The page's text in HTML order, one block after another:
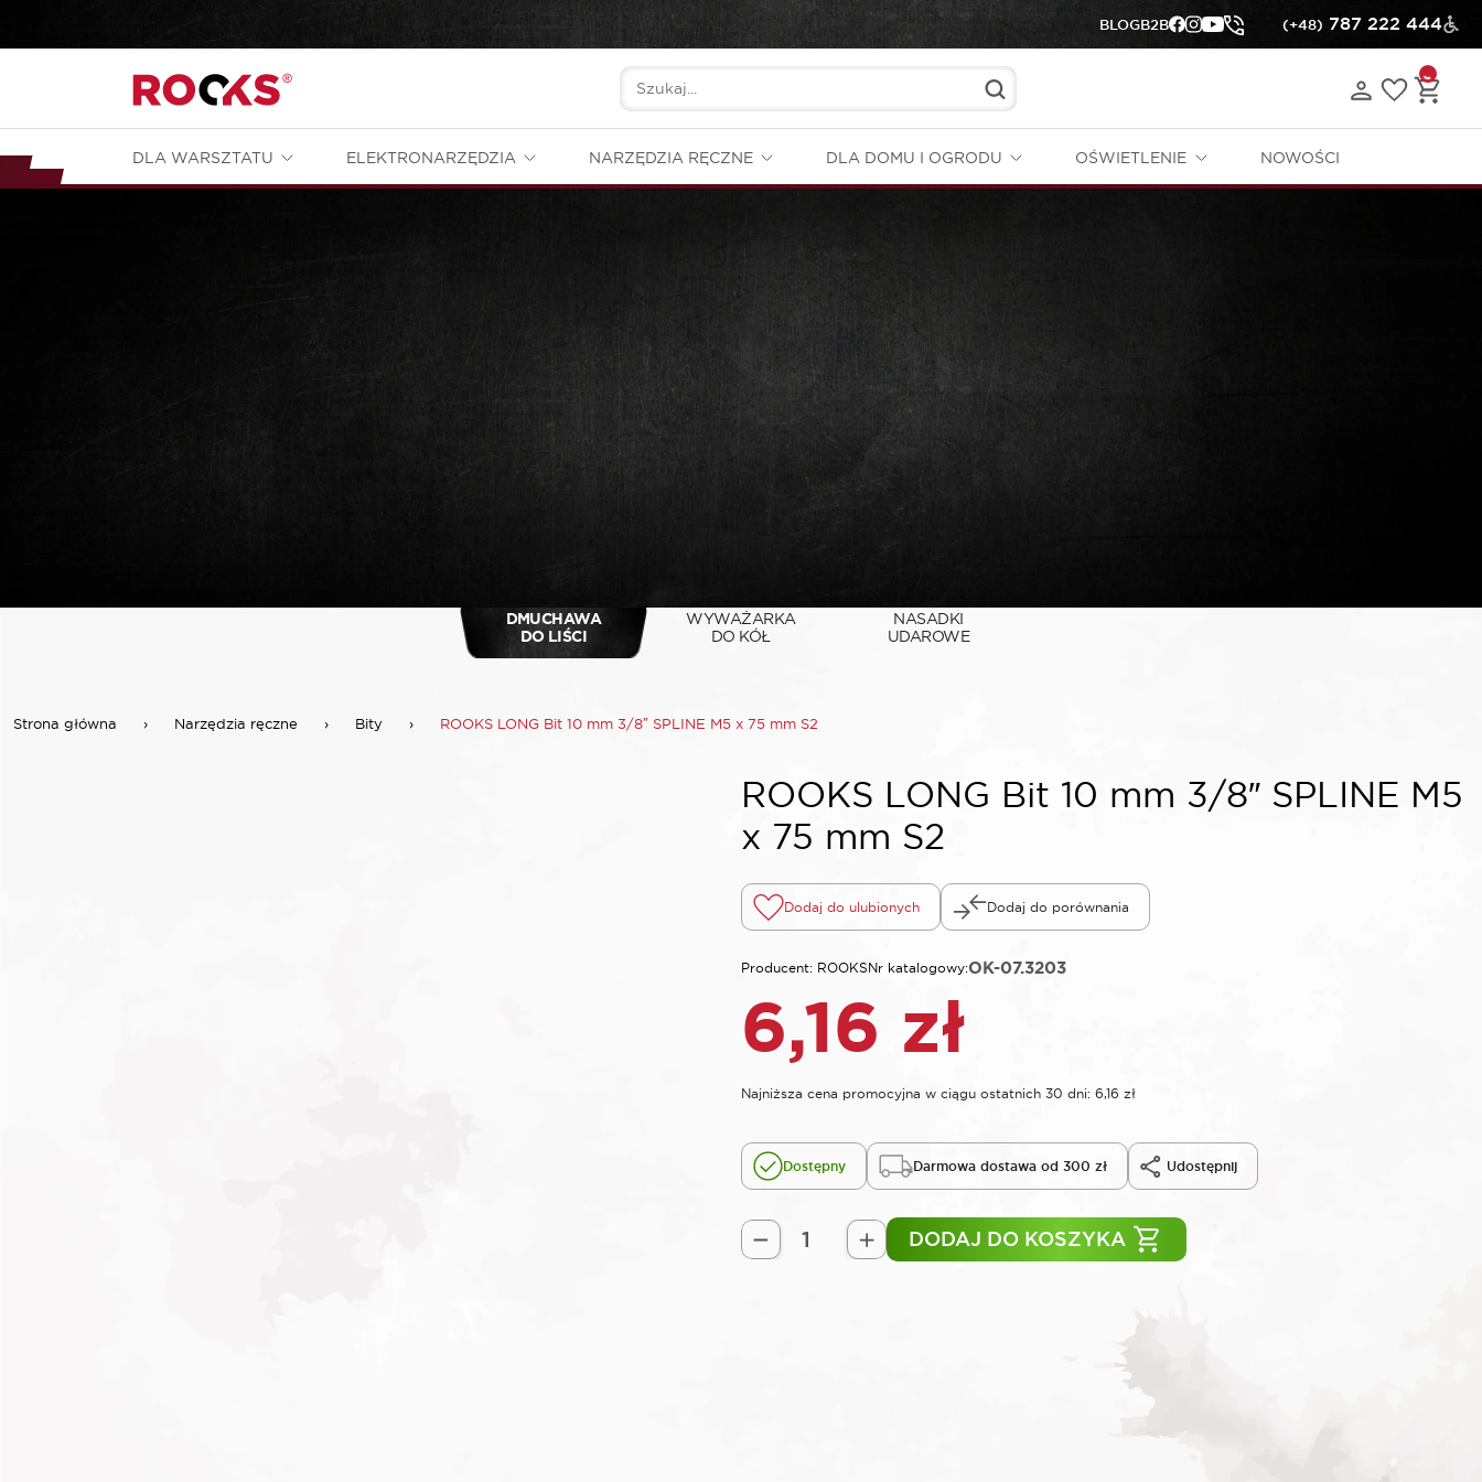
BLOGB2B (+48) 787 222 444
DLA WARSZTATU ELEKTRONARZĘDZIA NARZĘDZIA RĘCZNE DLA DOMU I OGRODU OŚWIETLENIE NOWOŚCI
DMUCHAWA
DO LIŚCI
WYWAŻARKA
DO KÓŁ
NASADKI
UDAROWE
Strona główna › Narzędzia ręczne › Bity › ROOKS LONG Bit 10 mm 3/8″ SPLINE M5 x 75 mm S2
ROOKS LONG Bit 10 mm 3/8″ SPLINE M5
x 75 mm S2
Dodaj do ulubionych Dodaj do porównania
Producent: ROOKSNr katalogowy:OK-07.3203
6,16 zł
Najniższa cena promocyjna w ciągu ostatnich 30 dni: 6,16 zł
Dostępny Darmowa dostawa od 300 zł Udostępnij
ilość
DODAJ DO KOSZYKA